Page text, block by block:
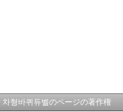
차형바퀴듀벨のページの著作権